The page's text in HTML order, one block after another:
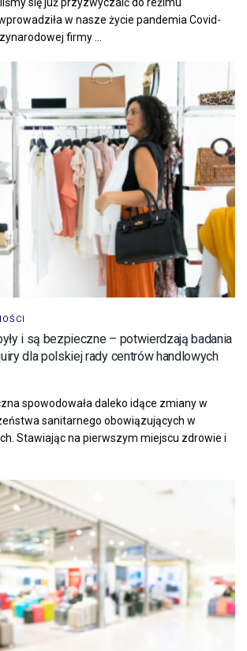
w nasze życie pandemia Covid-
firmy ...
i są bezpieczne – potwierdzają badania
dla polskiej rady centrów handlowych
spowodowała daleko idące zmiany w
sanitarnego obowiązujących w
Stawiając na pierwszym miejscu zdrowie i